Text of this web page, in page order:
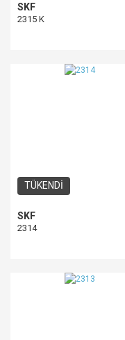
SKF
2315 K
TÜKENDİ
SKF
2314